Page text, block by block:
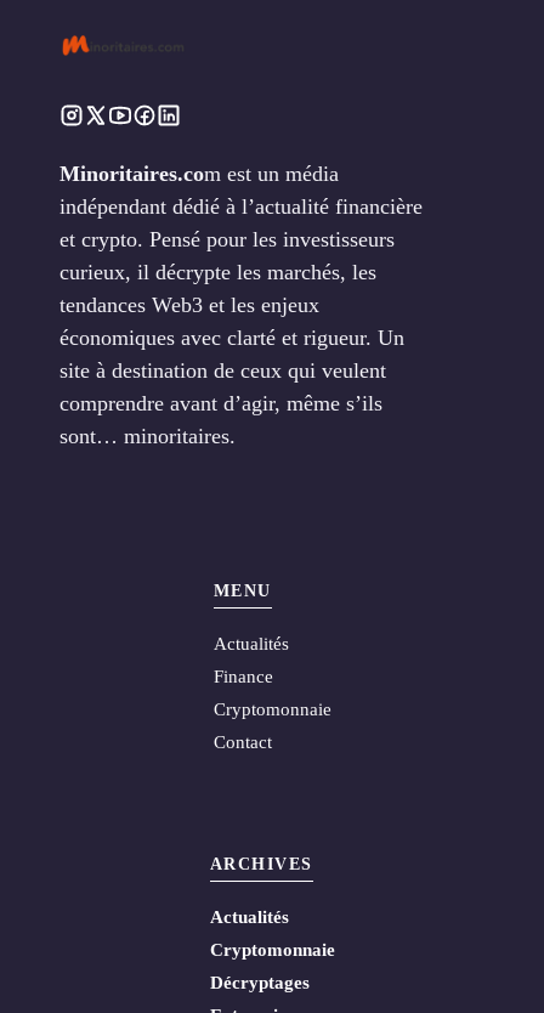
Minoritaires.com est un média
indépendant dédié à l’actualité financière
et crypto. Pensé pour les investisseurs
curieux, il décrypte les marchés, les
tendances Web3 et les enjeux
économiques avec clarté et rigueur. Un
site à destination de ceux qui veulent
comprendre avant d’agir, même s’ils
sont… minoritaires.
MENU
Actualités
Finance
Cryptomonnaie
Contact
ARCHIVES
Actualités
Cryptomonnaie
Décryptages